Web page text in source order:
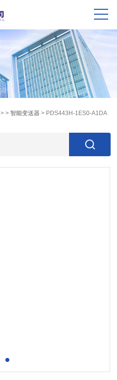
> >智能变送器 > PDS443H-1ES0-A1DA